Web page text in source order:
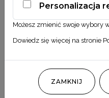
Personalizacja
Możesz zmienić swoje wybory
Dowiedz się więcej na stronie
ZAMKNIJ